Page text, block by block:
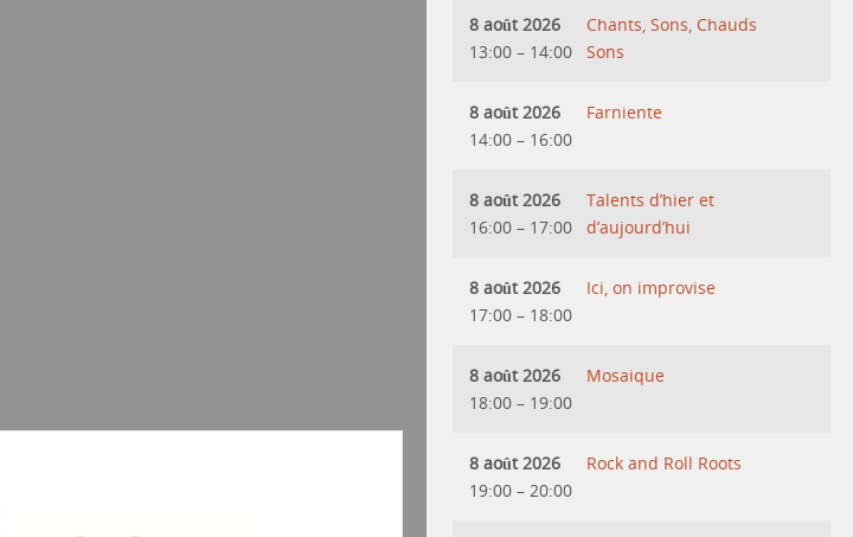
8 août 2026
13:00 – 14:00
Chants, Sons, Chauds
Sons
8 août 2026
14:00 – 16:00
Farniente
8 août 2026
16:00 – 17:00
Talents d’hier et
d’aujourd’hui
8 août 2026
17:00 – 18:00
Ici, on improvise
8 août 2026
18:00 – 19:00
Mosaique
8 août 2026
19:00 – 20:00
Rock and Roll Roots